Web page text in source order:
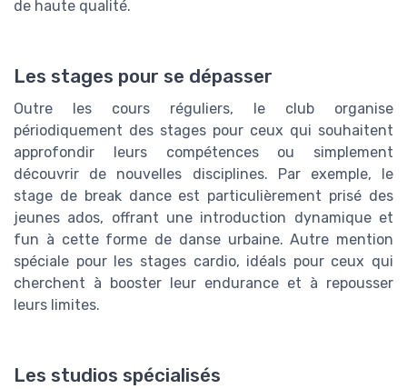
de haute qualité.
Les stages pour se dépasser
Outre les cours réguliers, le club organise
périodiquement des stages pour ceux qui souhaitent
approfondir leurs compétences ou simplement
découvrir de nouvelles disciplines. Par exemple, le
stage de break dance est particulièrement prisé des
jeunes ados, offrant une introduction dynamique et
fun à cette forme de danse urbaine. Autre mention
spéciale pour les stages cardio, idéals pour ceux qui
cherchent à booster leur endurance et à repousser
leurs limites.
Les studios spécialisés